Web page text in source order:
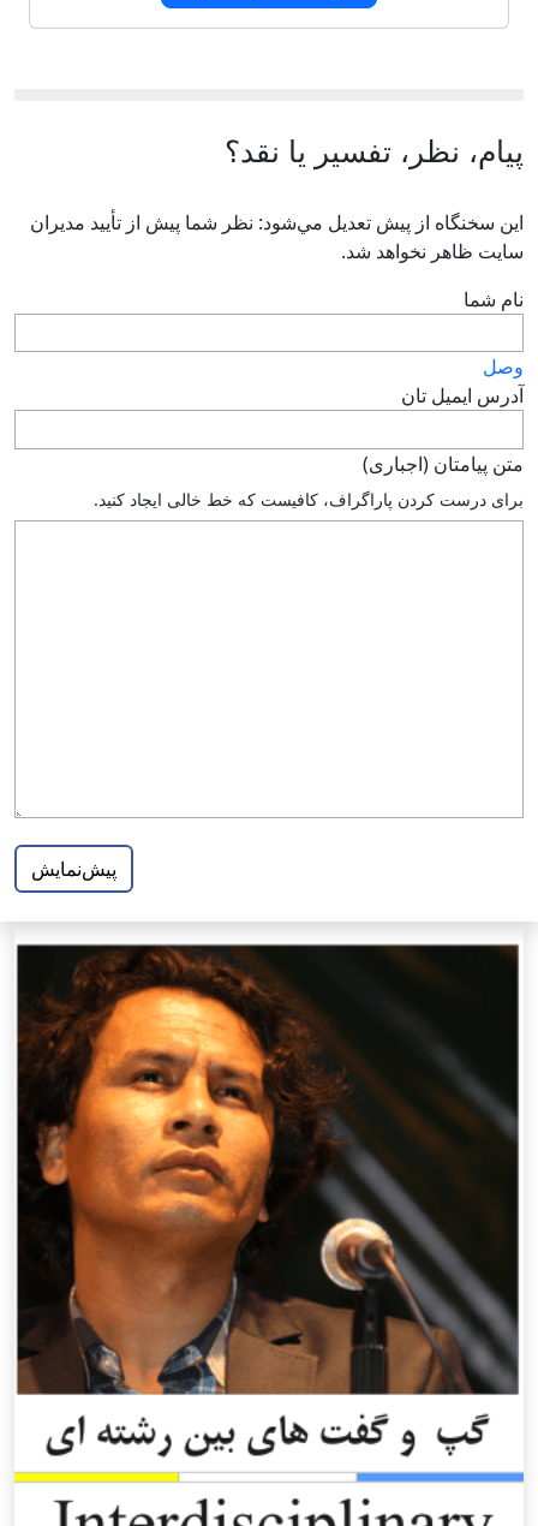
پیام، نظر، تفسیر یا نقد؟
اين سخنگاه از پيش تعديل مي‌شود: نظر شما پيش از تأييد مديران
سايت ظاهر نخواهد شد.
نام شما
وصل
آدرس ايميل تان
متن پيامتان (اجباری)
براى درست كردن پاراگراف، كافيست كه خط خالى ايجاد كنيد.